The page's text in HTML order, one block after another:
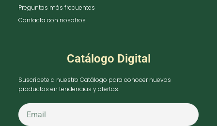
Preguntas más frecuentes
Contacta con nosotros
Catálogo Digital
Suscríbete a nuestro Catálogo para conocer nuevos
productos en tendencias y ofertas.